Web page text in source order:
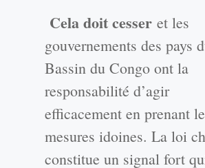
Cela doit cesser et les
gouvernements des pays
Bassin du Congo ont la
responsabilité d’agir
efficacement en prenant
mesures idoines. La loi
constitue un signal fort